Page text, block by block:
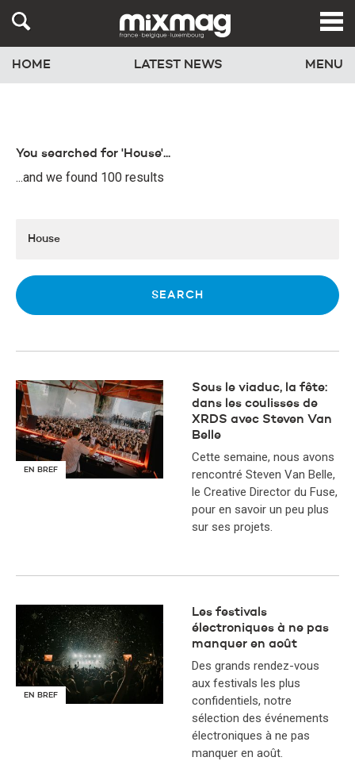
HOME LATEST NEWS MENU
You searched for 'House'...
...and we found 100 results
EN BREF
Sous le viaduc, la fête:
dans les coulisses de
XRDS avec Steven Van
Belle
​Cette semaine, nous avons
rencontré Steven Van Belle,
le Creative Director du Fuse,
pour en savoir un peu plus
sur ses projets.
EN BREF
Les festivals
électroniques à ne pas
manquer en août
Des grands rendez-vous
aux festivals les plus
confidentiels, notre
sélection des événements
électroniques à ne pas
manquer en août.